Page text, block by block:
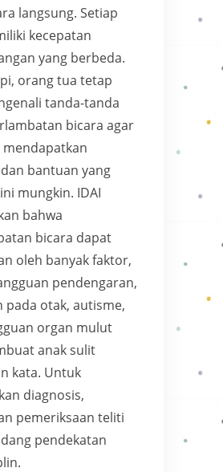
langsung. Setiap
kecepatan
yang berbeda.
orang tua tetap
tanda-tanda
bicara agar
mendapatkan
bantuan yang
mungkin. IDAI
bahwa
bicara dapat
oleh banyak faktor,
pendengaran,
pada otak, autisme,
organ mulut
anak sulit
kata. Untuk
diagnosis,
pemeriksaan teliti
pendekatan